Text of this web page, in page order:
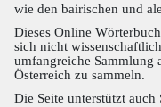
wie den bairischen und
Dieses Online
sich nicht
umfangreiche Sammlung
Österreich zu sammeln.
Die Seite unterstützt auch